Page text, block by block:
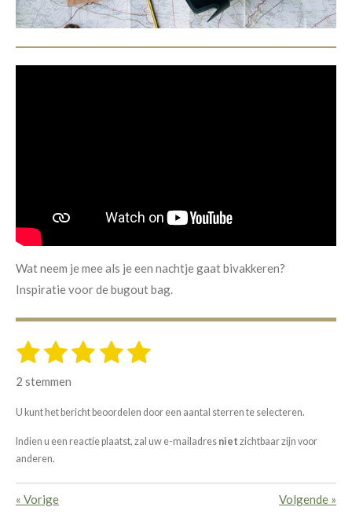
Wat neem je mee als je een nachtje gaat bivakkeren?
Inspiratie voor de bugout bag.
R
i
n
g
5
1
s
t
e
r
2
s
t
e
r
r
e
3
s
t
e
r
r
4
e
r
r
5
t
e
r
r
S
e
2 stemmen
U kunt het bericht beoordelen door een aantal sterren te selecteren.
Indien u een reactie plaatst, zal uw e-mailadres niet zichtbaar zijn voor
anderen.
« Vorige Volgende »